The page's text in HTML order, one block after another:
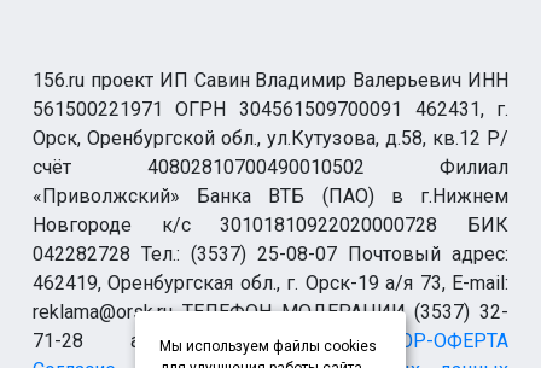
156.ru проект ИП Савин Владимир Валерьевич ИНН
561500221971 ОГРН 304561509700091 462431, г.
Орск, Оренбургской обл., ул.Кутузова, д.58, кв.12 Р/
счёт 40802810700490010502 Филиал
«Приволжский» Банка ВТБ (ПАО) в г.Нижнем
Новгороде к/с 30101810922020000728 БИК
042282728 Тел.: (3537) 25-08-07 Почтовый адрес:
462419, Оренбургская обл., г. Орск-19 а/я 73, E-mail:
reklama@orsk.ru ТЕЛЕФОН МОДЕРАЦИИ (3537) 32-
71-28 allsupport@orsk.ruДОГОВОР-ОФЕРТА
Мы используем файлы cookies